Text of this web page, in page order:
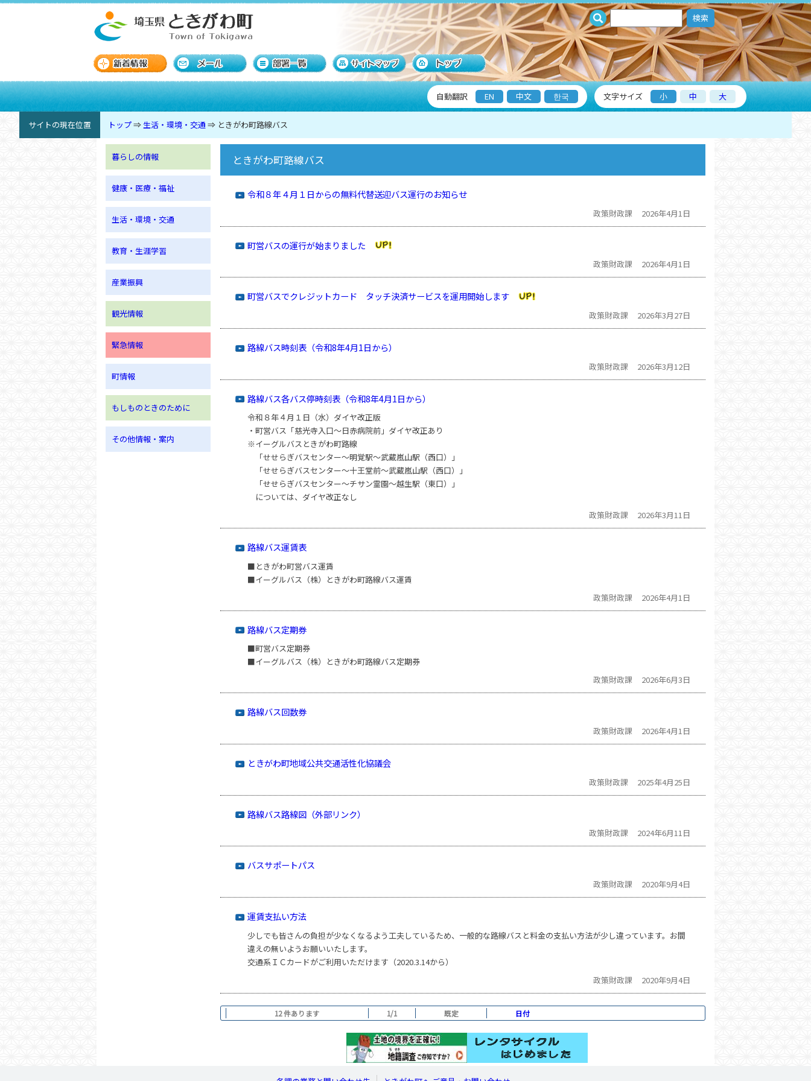
検索
自動翻訳 EN 中文 한국 文字サイズ 小 中 大
サイトの現在位置 トップ⇒生活・環境・交通 ⇒ ときがわ町路線バス
暮らしの情報
健康・医療・福祉
生活・環境・交通
教育・生涯学習
産業振興
観光情報
緊急情報
町情報
もしものときのために
その他情報・案内
ときがわ町路線バス
令和８年４月１日からの無料代替送迎バス運行のお知らせ
政策財政課 2026年4月1日
町営バスの運行が始まりました
政策財政課 2026年4月1日
町営バスでクレジットカード タッチ決済サービスを運用開始します
政策財政課 2026年3月27日
路線バス時刻表（令和8年4月1日から）
政策財政課 2026年3月12日
路線バス各バス停時刻表（令和8年4月1日から）
令和８年４月１日（水）ダイヤ改正版
・町営バス「慈光寺入口〜日赤病院前」ダイヤ改正あり
※イーグルバスときがわ町路線
「せせらぎバスセンター〜明覚駅〜武蔵嵐山駅（西口）」
「せせらぎバスセンター〜十王堂前〜武蔵嵐山駅（西口）」
「せせらぎバスセンター〜チサン霊園〜越生駅（東口）」
については、ダイヤ改正なし
政策財政課
2026年3月11日
路線バス運賃表
■ときがわ町営バス運賃
■イーグルバス（株）ときがわ町路線バス運賃
政策財政課
2026年4月1日
路線バス定期券
■町営バス定期券
■イーグルバス（株）ときがわ町路線バス定期券
政策財政課
2026年6月3日
路線バス回数券
政策財政課 2026年4月1日
ときがわ町地域公共交通活性化協議会
政策財政課 2025年4月25日
路線バス路線図（外部リンク）
政策財政課 2024年6月11日
バスサポートパス
政策財政課 2020年9月4日
運賃支払い方法
少しでも皆さんの負担が少なくなるよう工夫しているため、一般的な路線バスと料金の支払い方法が少し違っています。お間
違えの無いようお願いいたします。
交通系ＩＣカードがご利用いただけます（2020.3.14から）
政策財政課
2020年9月4日
12 件あります 1/1 既定 日付